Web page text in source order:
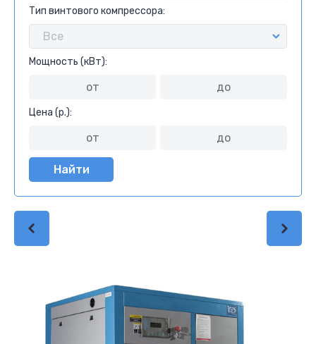
Тип винтового компрессора:
Мощность (кВт):
Цена (р.):
Найти